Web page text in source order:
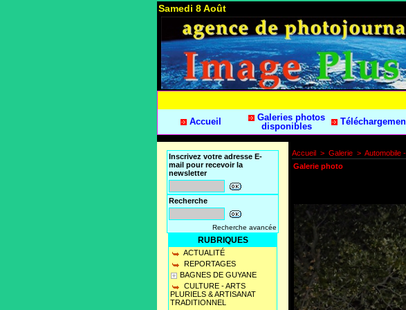
Samedi 8 Août
Accueil
Galeries photos
disponibles
Inscrivez votre adresse E-
mail pour recevoir la
newsletter
Recherche
Recherche avancée
RUBRIQUES
ACTUALITÉ
REPORTAGES
BAGNES DE GUYANE
CULTURE - ARTS
PLURIELS & ARTISANAT
TRADITIONNEL
Accueil > Galerie > Automobile
Galerie photo